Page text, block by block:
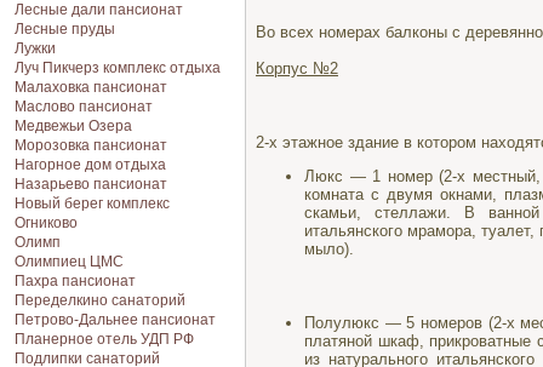
Лесные дали пансионат
Лесные пруды
Лужки
Луч Пикчерз комплекс отдыха
Малаховка пансионат
Маслово пансионат
Медвежьи Озера
Морозовка пансионат
Нагорное дом отдыха
Назарьево пансионат
Новый берег комплекс
Огниково
Олимп
Олимпиец ЦМС
Пахра пансионат
Переделкино санаторий
Петрово-Дальнее пансионат
Планерное отель УДП РФ
Подлипки санаторий
Во всех номерах балконы с
Корпус №2
2-х этажное здание в котором
Люкс — 1 номер (2-х местный,
комната с двумя окнами,
скамьи, стеллажи. В
итальянского мрамора,
мыло).
Полулюкс — 5 номеров (2-х
платяной шкаф, прикроватные
из натурального